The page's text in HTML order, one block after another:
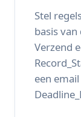
Stel
basis
Verzend
een